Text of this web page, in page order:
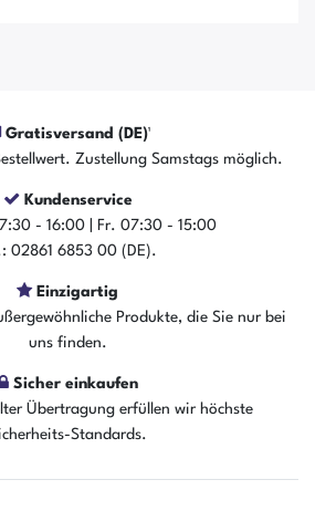
Gratisversand (DE)¹
Zustellung Samstags möglich.
Kundenservice
- 16:00 | Fr. 07:30 - 15:00
02861 6853 00 (DE).
Einzigartig
Produkte, die Sie nur bei
uns finden.
Sicher einkaufen
Übertragung erfüllen wir höchste
Standards.